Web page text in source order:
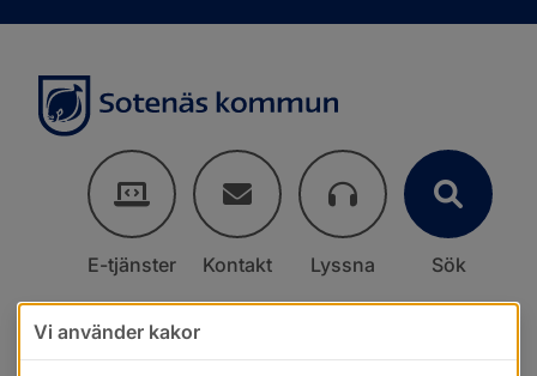
E-tjänster Kontakt Lyssna Sök
Vi använder kakor